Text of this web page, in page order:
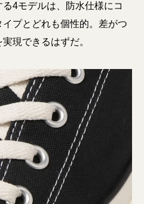
4モデルは、防水仕様にコ
プとどれも個性的。差がつ
現できるはずだ。